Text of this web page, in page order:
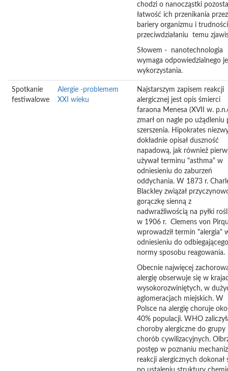
chodzi o nanocząstki
łatwość ich przenikania przez
bariery organizmu i
przeciwdziałaniu temu
Słowem - nanotechnologia
wymaga odpowiedzialnego
wykorzystania.
Spotkanie
festiwalowe
Alergie -problemem
XXI wieku
Najstarszym zapisem reakcji
alergicznej jest opis śmierci
faraona Menesa (XVII w.
zmarł on nagle po użądleniu
szerszenia. Hipokrates
dokładnie opisał duszność
napadową, jak również
używał terminu "asthma" w
odniesieniu do zaburzeń
oddychania. W 1873 r.
Blackley związał
gorączkę sienną z
nadwrażliwością na pyłki
w 1906 r. Clemens von
wprowadził termin "alergia"
odniesieniu do
normy sposobu reagowania.
Obecnie najwięcej
alergię obserwuje się w
wysokorozwiniętych, w
aglomeracjach miejskich. W
Polsce na alergię choruje
40% populacji. WHO
choroby alergiczne do grupy
chorób cywilizacyjnych.
postęp w poznaniu
reakcji alergicznych dokonał